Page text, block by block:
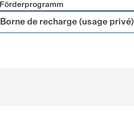
Förderprogramme Ladeinfrastruktur
Förderprogramm
Borne de recharge (usage privé)